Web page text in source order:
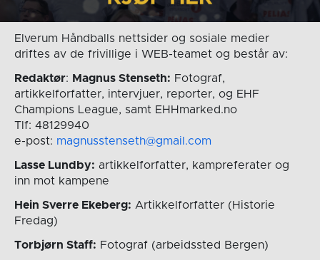
Elverum Håndballs nettsider og sosiale medier
driftes av de frivillige i WEB-teamet og består av:
Redaktør: Magnus Stenseth: Fotograf,
artikkelforfatter, intervjuer, reporter, og EHF
Champions League, samt EHHmarked.no
Tlf: 48129940
e-post: magnusstenseth@gmail.com
Lasse Lundby: artikkelforfatter, kampreferater og
inn mot kampene
Hein Sverre Ekeberg: Artikkelforfatter (Historie
Fredag)
Torbjørn Staff: Fotograf (arbeidssted Bergen)